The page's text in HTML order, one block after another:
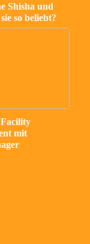
Shisha und
so beliebt?
mit